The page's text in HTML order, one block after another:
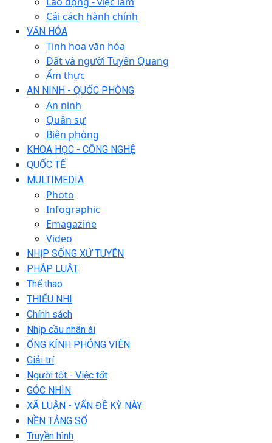
Cải cách hành chính
VĂN HÓA
Tinh hoa văn hóa
Đất và người Tuyên Quang
Ẩm thực
AN NINH - QUỐC PHÒNG
An ninh
Quân sự
Biên phòng
KHOA HỌC - CÔNG NGHỆ
QUỐC TẾ
MULTIMEDIA
Photo
Infographic
Emagazine
Video
NHỊP SỐNG XỨ TUYÊN
PHÁP LUẬT
Thể thao
THIẾU NHI
Chính sách
Nhịp cầu nhân ái
ỐNG KÍNH PHÓNG VIÊN
Giải trí
Người tốt - Việc tốt
GÓC NHÌN
XÃ LUẬN - VẤN ĐỀ KỲ NÀY
NỀN TẢNG SỐ
Truyền hình